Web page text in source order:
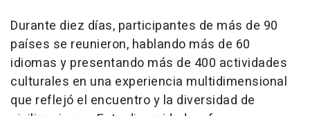
Durante diez días, participantes de más de 90
países se reunieron, hablando más de 60
idiomas y presentando más de 400 actividades
culturales en una experiencia multidimensional
que reflejó el encuentro y la diversidad de